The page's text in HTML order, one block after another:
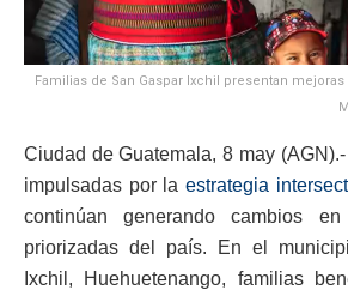
Familias de San Gaspar Ixchil presentan
Ciudad de Guatemala, 8 may
impulsadas por la estrategia
continúan generando cambios
priorizadas del país. En el
Ixchil, Huehuetenango, familias